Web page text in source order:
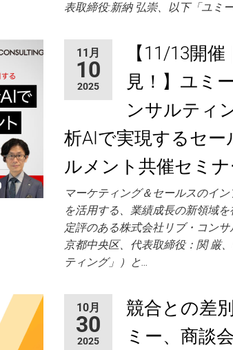
表取締役:新納 弘崇、以下「ユミ
11月
10
2025
【11/13開
見！】ユミ
ンサルティ
析AIで実現するセ
ルメント共催セミ
マーケティング＆セールスのイ
を活用する、業績成長の新領域
定評のある株式会社リブ・コン
京都中央区、代表取締役：関 厳
ティング」）と…
10月
30
2025
競合との差
ミー、商談